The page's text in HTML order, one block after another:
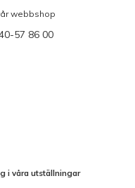
webbshop
57 86 00
i våra utställningar